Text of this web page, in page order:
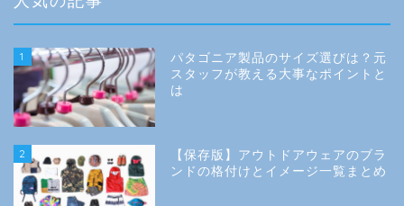
1
パタゴニア製品のサイズ選びは？元
スタッフが教える大事なポイントと
は
2
【保存版】アウトドアウェアのブラ
ンドの格付けとイメージ一覧まとめ